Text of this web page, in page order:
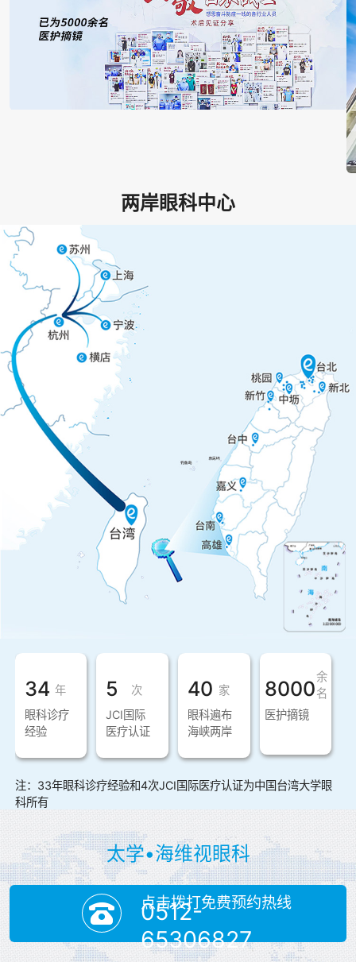
两岸眼科中心
34 年
眼科诊疗
经验
5
次
JCI国际
医疗认证
40 家
眼科遍布
海峡两岸
8000
余
名
医护摘镜
注：33年眼科诊疗经验和4次JCI国际医疗认证为中国台湾大学眼
科所有
太学•海维视眼科
点击拨打免费预约热线
0512-
65306827